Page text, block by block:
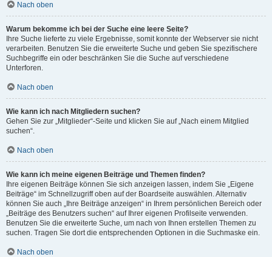
Nach oben
Warum bekomme ich bei der Suche eine leere Seite?
Ihre Suche lieferte zu viele Ergebnisse, somit konnte der Webserver sie nicht
verarbeiten. Benutzen Sie die erweiterte Suche und geben Sie spezifischere
Suchbegriffe ein oder beschränken Sie die Suche auf verschiedene
Unterforen.
Nach oben
Wie kann ich nach Mitgliedern suchen?
Gehen Sie zur „Mitglieder“-Seite und klicken Sie auf „Nach einem Mitglied
suchen“.
Nach oben
Wie kann ich meine eigenen Beiträge und Themen finden?
Ihre eigenen Beiträge können Sie sich anzeigen lassen, indem Sie „Eigene
Beiträge“ im Schnellzugriff oben auf der Boardseite auswählen. Alternativ
können Sie auch „Ihre Beiträge anzeigen“ in Ihrem persönlichen Bereich oder
„Beiträge des Benutzers suchen“ auf Ihrer eigenen Profilseite verwenden.
Benutzen Sie die erweiterte Suche, um nach von Ihnen erstellen Themen zu
suchen. Tragen Sie dort die entsprechenden Optionen in die Suchmaske ein.
Nach oben